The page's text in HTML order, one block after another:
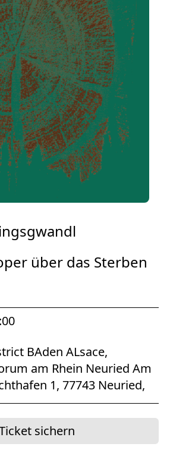
am Rhein
Partner Theater BAden
über das Sterben
BAden ALsace,
am Rhein Neuried Am
1, 77743 Neuried,
sichern